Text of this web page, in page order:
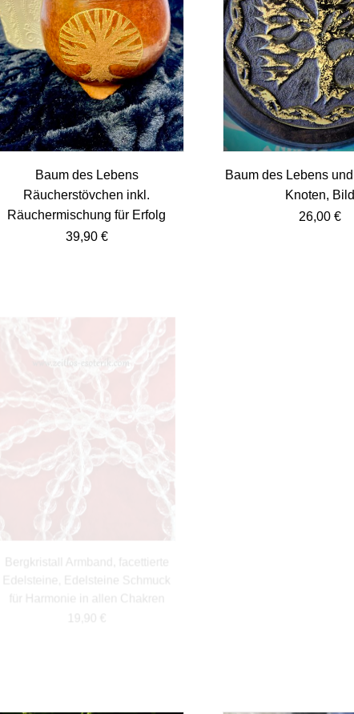
Baum des Lebens
Räucherstövchen inkl.
Räuchermischung für Erfolg
39,90 €
Baum des Lebens
Knoten, Bild
26,00 €
Bergkristall Armband, facettierte
Edelsteine, Edelsteine Schmuck